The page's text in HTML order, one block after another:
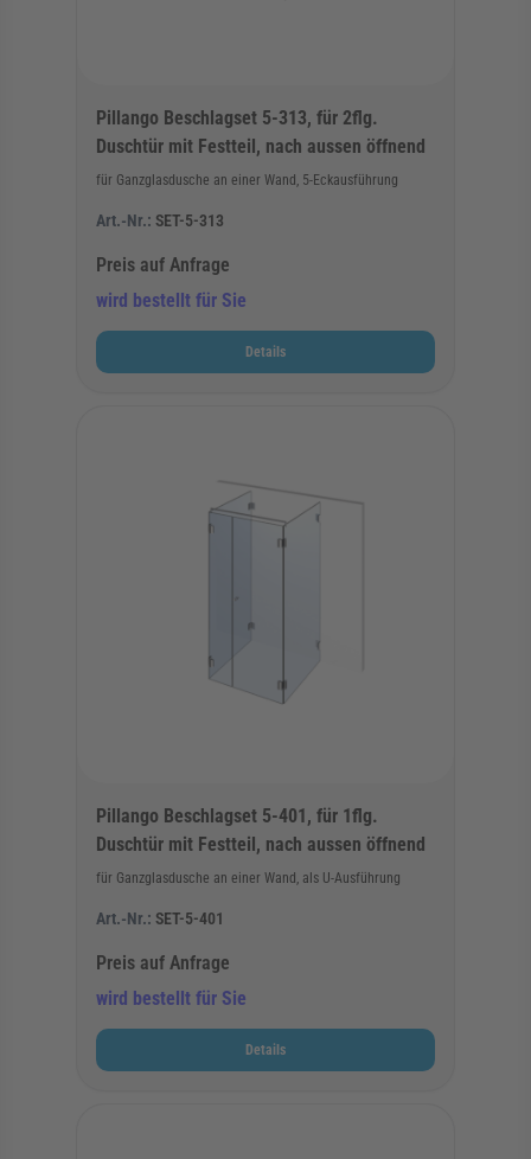
Pillango Beschlagset 5-313, für 2flg.
Duschtür mit Festteil, nach aussen öffnend
für Ganzglasdusche an einer Wand, 5-Eckausführung
Art.-Nr.: SET-5-313
Preis auf Anfrage
wird bestellt für Sie
Details
Pillango Beschlagset 5-401, für 1flg.
Duschtür mit Festteil, nach aussen öffnend
für Ganzglasdusche an einer Wand, als U-Ausführung
Art.-Nr.: SET-5-401
Preis auf Anfrage
wird bestellt für Sie
Details